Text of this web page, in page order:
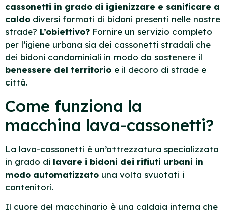
cassonetti in grado di igienizzare e sanificare a
caldo diversi formati di bidoni presenti nelle nostre
strade? L’obiettivo? Fornire un servizio completo
per l’igiene urbana sia dei cassonetti stradali che
dei bidoni condominiali in modo da sostenere il
benessere del territorio e il decoro di strade e
città.
Come funziona la
macchina lava-cassonetti?
La lava-cassonetti è un’attrezzatura specializzata
in grado di lavare i bidoni dei rifiuti urbani in
modo automatizzato una volta svuotati i
contenitori.
Il cuore del macchinario è una caldaia interna che